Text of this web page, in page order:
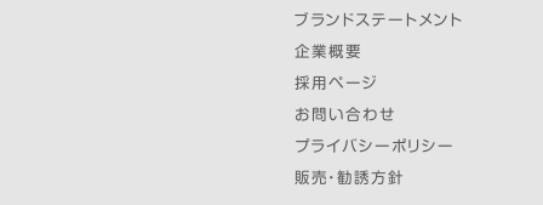
ブランドステートメント
企業概要
採用ページ
お問い合わせ
プライバシーポリシー
販売・勧誘方針